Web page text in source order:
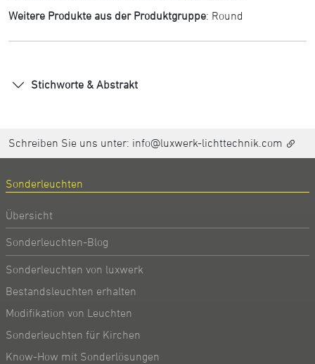
Weitere Produkte aus der Produktgruppe: Round
Stichworte & Abstrakt
Schreiben Sie uns unter: info@luxwerk-lichttechnik.com
Sonderleuchten
Übersicht
Sonderleuchten-Blog
Sonderleuchten von luxwerk
Bestandsleuchten erhalten
Modifikation von Leuchten
Sonderleuchten für Kirchen
Know-How mit Sonderlösungen